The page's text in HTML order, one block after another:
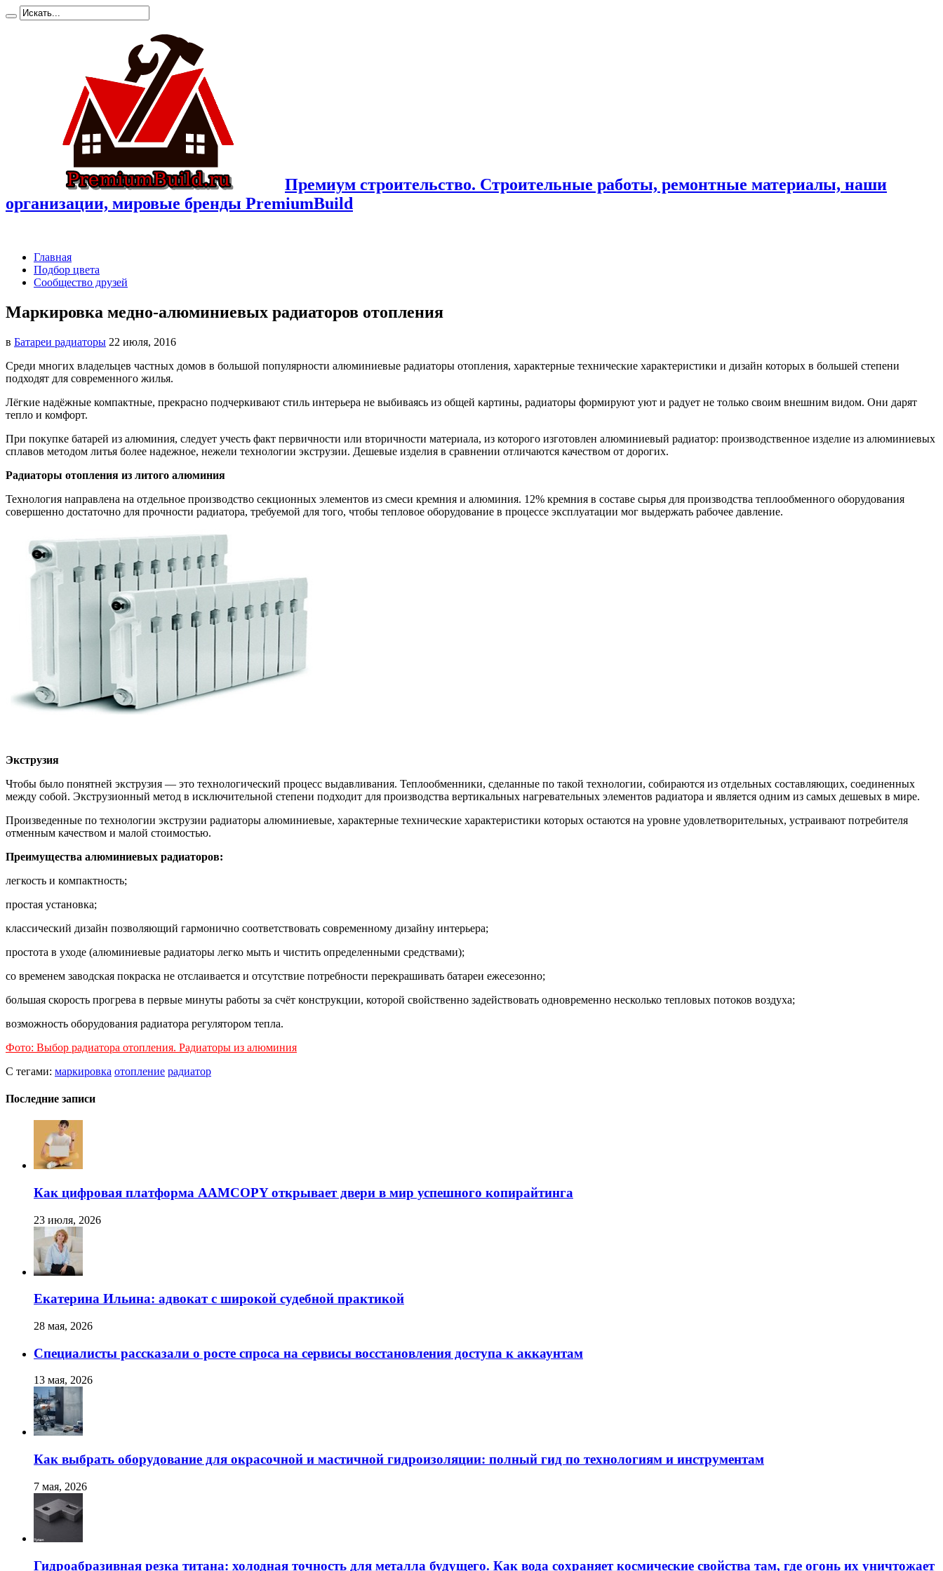
Премиум cтроительство. Cтроительные работы, ремонтные материалы, наши
организации, мировые бренды PremiumBuild
Главная
Подбор цвета
Сообщество друзей
Маркировка медно-алюминиевых радиаторов отопления
в Батареи радиаторы‎ 22 июля, 2016
Среди многих владельцев частных домов в большой популярности алюминиевые радиаторы отопления, характерные технические характеристики и дизайн которых в большей степени
подходят для современного жилья.
Лёгкие надёжные компактные, прекрасно подчеркивают стиль интерьера не выбиваясь из общей картины, радиаторы формируют уют и радует не только своим внешним видом. Они дарят
тепло и комфорт.
При покупке батарей из алюминия, следует учесть факт первичности или вторичности материала, из которого изготовлен алюминиевый радиатор: производственное изделие из алюминиевых
сплавов методом литья более надежное, нежели технологии экструзии. Дешевые изделия в сравнении отличаются качеством от дорогих.
Радиаторы отопления из литого алюминия
Технология направлена на отдельное производство секционных элементов из смеси кремния и алюминия. 12% кремния в составе сырья для производства теплообменного оборудования
совершенно достаточно для прочности радиатора, требуемой для того, чтобы тепловое оборудование в процессе эксплуатации мог выдержать рабочее давление.
Экструзия
Чтобы было понятней экструзия — это технологический процесс выдавливания. Теплообменники, сделанные по такой технологии, собираются из отдельных составляющих, соединенных
между собой. Экструзионный метод в исключительной степени подходит для производства вертикальных нагревательных элементов радиатора и является одним из самых дешевых в мире.
Произведенные по технологии экструзии радиаторы алюминиевые, характерные технические характеристики которых остаются на уровне удовлетворительных, устраивают потребителя
отменным качеством и малой стоимостью.
Преимущества алюминиевых радиаторов:
легкость и компактность;
простая установка;
классический дизайн позволяющий гармонично соответствовать современному дизайну интерьера;
простота в уходе (алюминиевые радиаторы легко мыть и чистить определенными средствами);
со временем заводская покраска не отслаивается и отсутствие потребности перекрашивать батареи ежесезонно;
большая скорость прогрева в первые минуты работы за счёт конструкции, которой свойственно задействовать одновременно несколько тепловых потоков воздуха;
возможность оборудования радиатора регулятором тепла.
Фото: Выбор радиатора отопления. Радиаторы из алюминия
С тегами: маркировка отопление радиатор
Последние записи
Как цифровая платформа AAMCOPY открывает двери в мир успешного копирайтинга
23 июля, 2026
Екатерина Ильина: адвокат с широкой судебной практикой
28 мая, 2026
Специалисты рассказали о росте спроса на сервисы восстановления доступа к аккаунтам
13 мая, 2026
Как выбрать оборудование для окрасочной и мастичной гидроизоляции: полный гид по технологиям и инструментам
7 мая, 2026
Гидроабразивная резка титана: холодная точность для металла будущего. Как вода сохраняет космические свойства там, где огонь их уничтожает